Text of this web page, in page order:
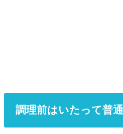
調理前はいたって普通